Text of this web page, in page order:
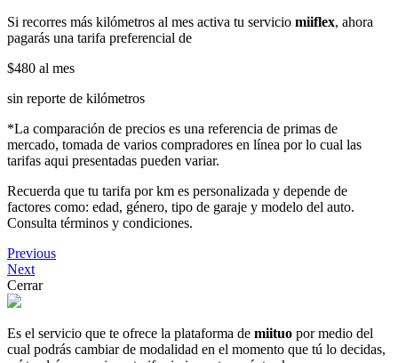
Si recorres más kilómetros al mes activa tu servicio miiflex, ahora
pagarás una tarifa preferencial de
$480 al mes
sin reporte de kilómetros
*La comparación de precios es una referencia de primas de
mercado, tomada de varios compradores en línea por lo cual las
tarifas aqui presentadas pueden variar.
Recuerda que tu tarifa por km es personalizada y depende de
factores como: edad, género, tipo de garaje y modelo del auto.
Consulta términos y condiciones.
Previous
Next
Cerrar
Es el servicio que te ofrece la plataforma de miituo por medio del
cual podrás cambiar de modalidad en el momento que tú lo decidas,